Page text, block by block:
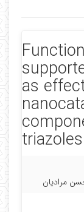
as
triazoles
مرادیان